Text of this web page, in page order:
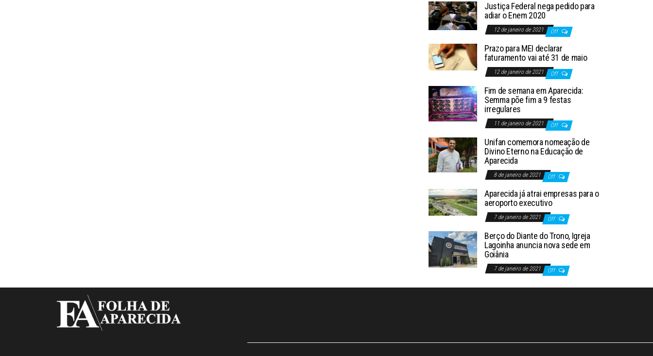
Justiça Federal nega pedido para
adiar o Enem 2020
12 de janeiro de 2021 Off
Prazo para MEI declarar
faturamento vai até 31 de maio
12 de janeiro de 2021 Off
Fim de semana em Aparecida:
Semma põe fim a 9 festas
irregulares
11 de janeiro de 2021 Off
Unifan comemora nomeação de
Divino Eterno na Educação de
Aparecida
8 de janeiro de 2021 Off
Aparecida já atrai empresas para o
aeroporto executivo
7 de janeiro de 2021 Off
Berço do Diante do Trono, Igreja
Lagoinha anuncia nova sede em
Goiânia
7 de janeiro de 2021 Off